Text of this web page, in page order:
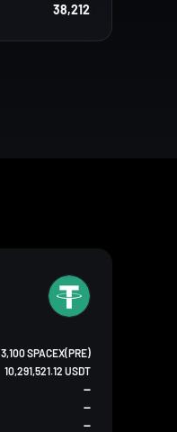
38,212
3,100 SPACEX(PRE)
10,291,521.12 USDT
--
--
--